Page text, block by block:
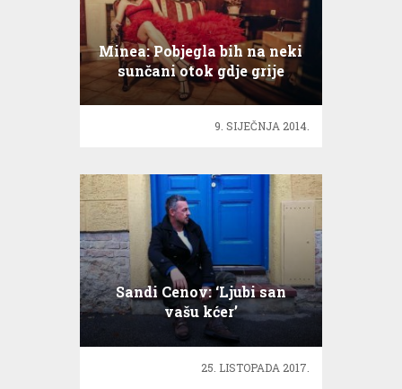
Minea: Pobjegla bih na neki
sunčani otok gdje grije
sunce!
9. SIJEČNJA 2014.
Sandi Cenov: ‘Ljubi san
vašu kćer’
25. LISTOPADA 2017.